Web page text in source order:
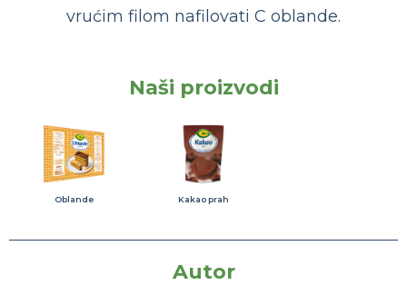
vrućim filom nafilovati C oblande.
Naši proizvodi
Oblande Kakao prah
Autor